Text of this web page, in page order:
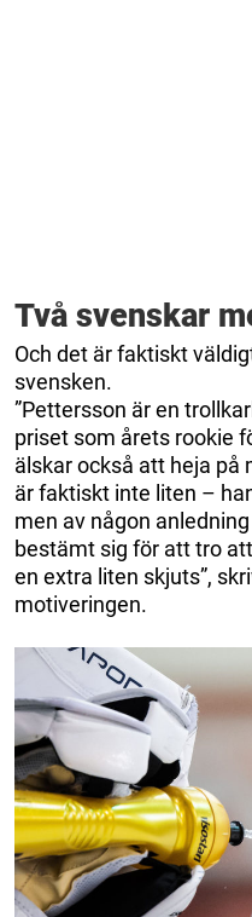
Två svenskar
Och det är faktiskt
svensken.
”Pettersson är en
priset som årets rookie
älskar också att heja på
är faktiskt inte liten –
men av någon
bestämt sig för att tro
en extra liten skjuts”,
motiveringen.